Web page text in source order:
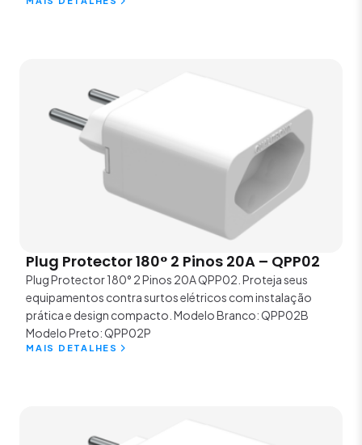
Plug Protector 180° 2 Pinos 20A – QPP02
Plug Protector 180° 2 Pinos 20A QPP02. Proteja seus
equipamentos contra surtos elétricos com instalação
prática e design compacto. Modelo Branco: QPP02B
Modelo Preto: QPP02P
MAIS DETALHES